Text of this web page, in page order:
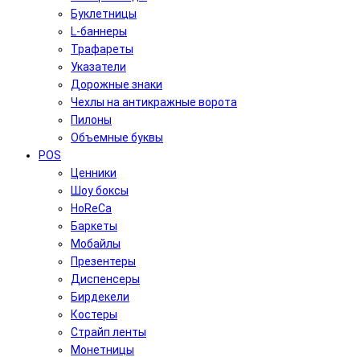
Буклетницы
L-баннеры
Трафареты
Указатели
Дорожные знаки
Чехлы на антикражные ворота
Пилоны
Объемные буквы
POS
Ценники
Шоу боксы
HoReCa
Баркеты
Мобайлы
Презентеры
Диспенсеры
Бирдекели
Костеры
Страйп ленты
Монетницы